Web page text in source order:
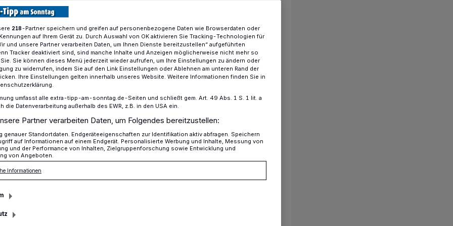
erstmals zur Europawahl​
für junge Menschen an
erstmals zur
Wahlurne: Zum ersten Mal dürfen junge
ihre Stimme bei der Europawahl
218-Partner speichern und greifen auf personenbezogene Daten wie Browserdaten oder
auf Ihrem Gerät zu. Durch Auswahl von OK aktivieren Sie Tracking-Technologien für
und unsere Partner verarbeiten Daten, um Ihnen Dienste bereitzustellen“ aufgeführten
Tracker deaktiviert sind, sind manche Inhalte und Anzeigen möglicherweise nicht mehr so
Sie können dieses Menü jederzeit wieder aufrufen, um Ihre Einstellungen zu ändern oder
zu widerrufen, indem Sie auf den Link Einstellungen oder Ablehnen am unteren Rand der
Ihre Einstellungen gelten innerhalb unseres Website. Weitere Informationen finden Sie in
umfasst alle extra-tipp-am-sonntag.de-Seiten und schließt gem. Art. 49 Abs. 1 S. 1 lit. a
die Datenverarbeitung außerhalb des EWR, z.B. in den USA ein.
Partner verarbeiten Daten, um Folgendes bereitzustellen:
genauer Standortdaten. Endgeräteeigenschaften zur Identifikation aktiv abfragen. Speichern
auf Informationen auf einem Endgerät. Personalisierte Werbung und Inhalte, Messung von
und der Performance von Inhalten, Zielgruppenforschung sowie Entwicklung und
von Angeboten.
Informationen